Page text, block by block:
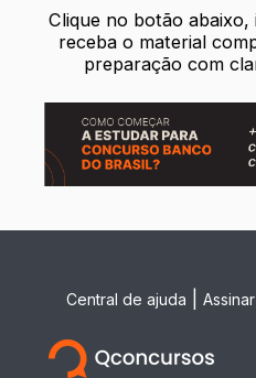
Clique no botão abaixo,
receba o material
preparação com
Central de ajuda Assinar